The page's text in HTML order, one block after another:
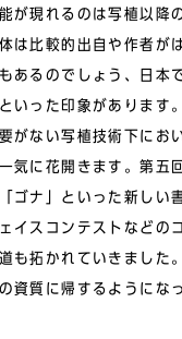
が現れるのは写植以降
は比較的出自や作者が
あるのでしょう、日本
いった印象があります
がない写植技術下にお
気に花開きます。第五
ゴナ」といった新しい
イスコンテストなどの
も拓かれていきました
資質に帰するようにな